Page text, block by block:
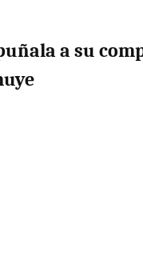
a su